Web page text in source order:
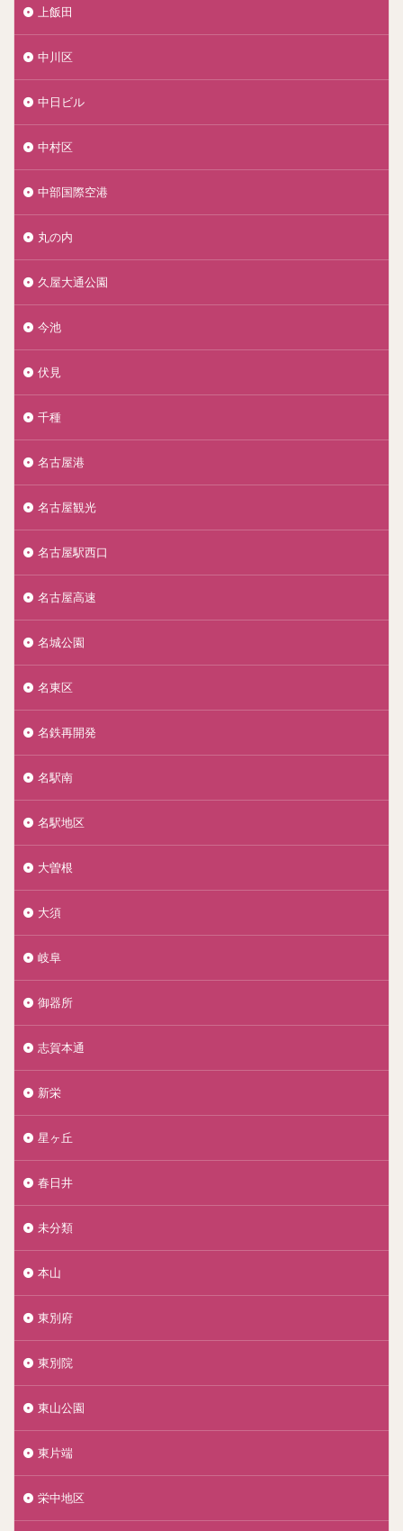
上飯田
中川区
中日ビル
中村区
中部国際空港
丸の内
久屋大通公園
今池
伏見
千種
名古屋港
名古屋観光
名古屋駅西口
名古屋高速
名城公園
名東区
名鉄再開発
名駅南
名駅地区
大曽根
大須
岐阜
御器所
志賀本通
新栄
星ヶ丘
春日井
未分類
本山
東別府
東別院
東山公園
東片端
栄中地区